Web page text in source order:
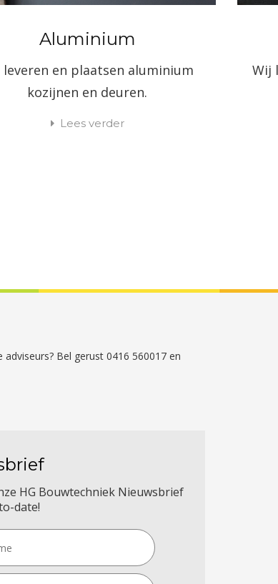
Aluminium
leveren en plaatsen aluminium
kozijnen en deuren.
Lees verder
Wij
Bel gerust 0416 560017 en
HG Bouwtechniek Nieuwsbrief
date!